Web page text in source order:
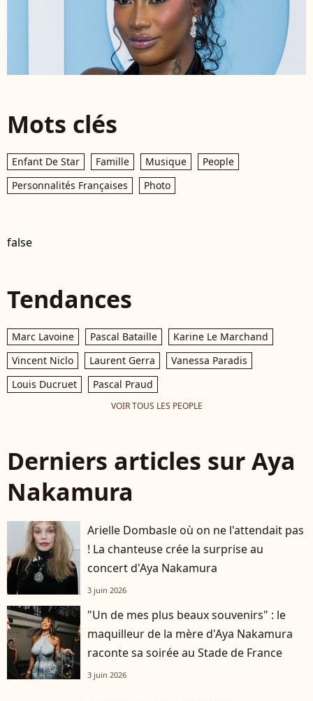
Mots clés
Enfant De Star Famille Musique
People
Personnalités Françaises
Photo
false
Tendances
Marc Lavoine Pascal Bataille
Karine Le Marchand
Vincent Niclo
Laurent Gerra
Vanessa Paradis
Louis Ducruet
Pascal Praud
VOIR TOUS LES PEOPLE
Derniers articles sur Aya
Nakamura
Arielle Dombasle où on ne l'attendait pas
! La chanteuse crée la surprise au
concert d'Aya Nakamura
3 juin 2026
"Un de mes plus beaux souvenirs" : le
maquilleur de la mère d'Aya Nakamura
raconte sa soirée au Stade de France
3 juin 2026